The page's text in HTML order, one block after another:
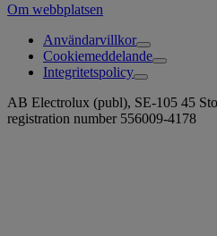
Om webbplatsen
Användarvillkor
Cookiemeddelande
Integritetspolicy
AB Electrolux (publ), SE-105 45
registration number 556009-4178